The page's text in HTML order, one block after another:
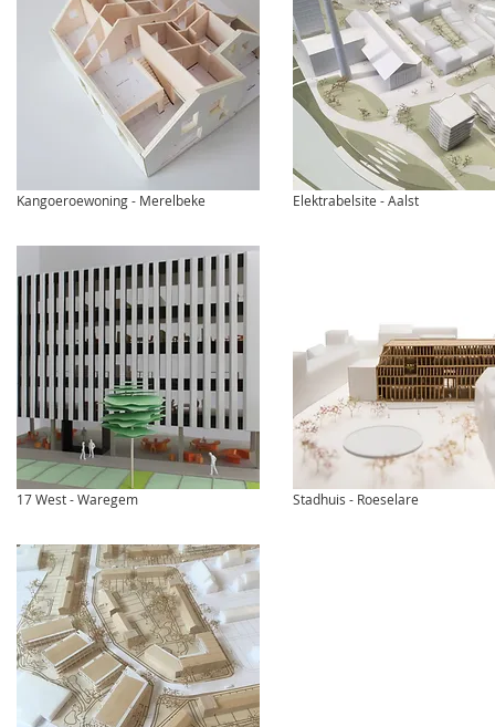
Kangoeroewoning - Merelbeke
17 West - Waregem
Elektrabelsite - Aalst
Stadhuis - Roeselare